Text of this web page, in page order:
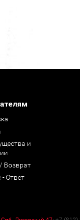
и
Возврат
- Ответ